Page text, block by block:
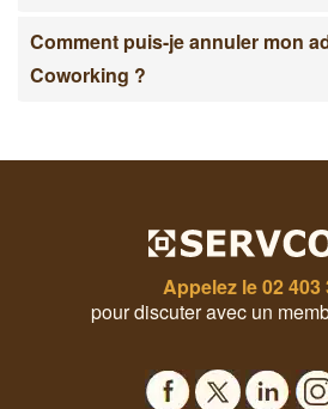
Comment puis-je annuler mon
Coworking ?
Appelez le02 403
pour discuter avec un